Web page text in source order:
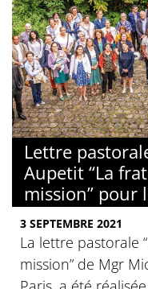
Lettre
Aupetit “La
mission” pour
3 SEPTEMBRE 2021
La lettre pastorale
mission” de Mgr